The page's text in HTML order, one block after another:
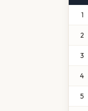
1
2
3
4
5